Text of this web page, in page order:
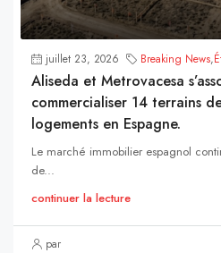
juillet 23, 2026 Breaking News,
Aliseda et Metrovacesa
commercialiser 14 terrains
logements en Espagne.
Le marché immobilier espagnol
de...
continuer la lecture
par